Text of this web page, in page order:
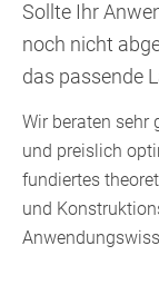
Sollte Ihr
noch nicht
das passende
Wir beraten sehr
und preislich
fundiertes
und